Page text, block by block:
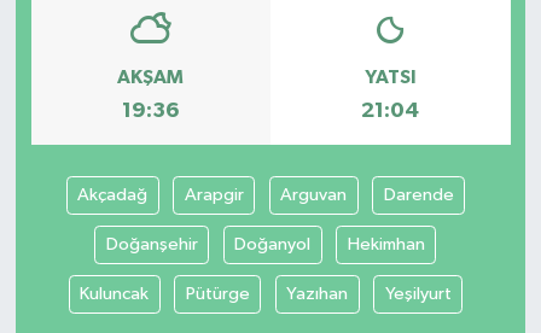
AKŞAM
19:36
YATSI
21:04
Akçadağ Arapgir Arguvan Darende
Doğanşehir Doğanyol Hekimhan
Kuluncak Pütürge Yazıhan Yeşilyurt